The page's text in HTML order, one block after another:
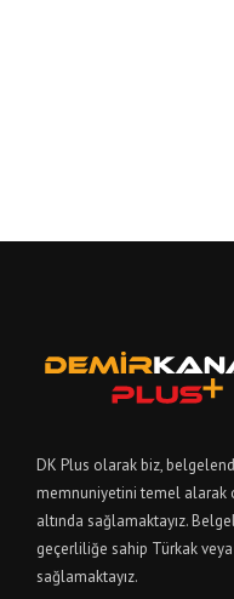
DK Plus olarak biz,
memnuniyetini temel alarak
altında sağlamaktayız.
geçerliliğe sahip Türkak
sağlamaktayız.